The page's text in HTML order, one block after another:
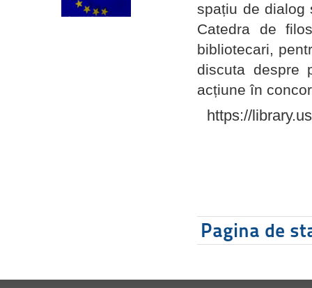
spațiu de dialog
Catedra de
bibliotecari,
discuta despre
acțiune în
https://
Pagina de